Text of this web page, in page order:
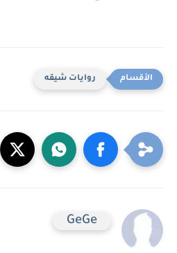
روايات شيقه
GeGe